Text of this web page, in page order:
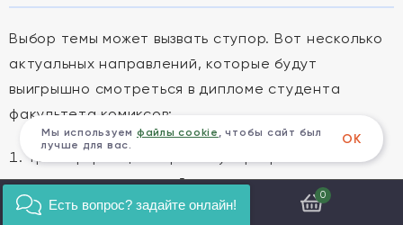
Выбор темы может вызвать ступор. Вот несколько
актуальных направлений, которые будут
выигрышно смотреться в дипломе студента
факультета комиксов:
Трансформация образа супергероя в
современном российском комиксе.
Влияние японской манги на стиль молодых
0
Мы используем файлы cookie , чтобы сайт был
лучше для вас.
ОК
Есть вопрос? задайте онлайн!